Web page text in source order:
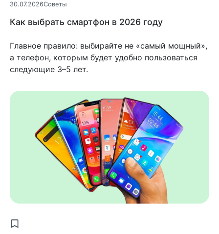
30.07.2026Советы
Как выбрать смартфон в 2026 году
Главное правило: выбирайте не «самый мощный»,
а телефон, которым будет удобно пользоваться
следующие 3–5 лет.